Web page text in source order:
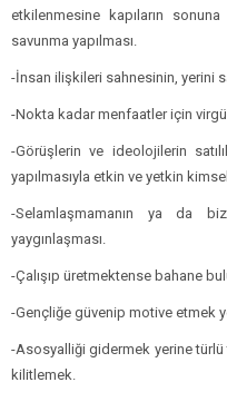
etkilenmesine kapıların
savunma yapılması.
-İnsan ilişkileri sahnesinin, yerini
-Nokta kadar menfaatler için
-Görüşlerin ve ideolojilerin
yapılmasıyla etkin ve yetkin
-Selamlaşmamanın ya da
yaygınlaşması.
-Çalışıp üretmektense bahane
-Gençliğe güvenip motive etmek
-Asosyalliği gidermek yerine türlü
kilitlemek.